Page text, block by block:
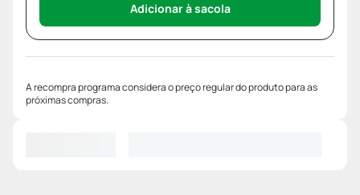
Adicionar à sacola
A recompra programa considera o preço regular do produto para as
próximas compras.